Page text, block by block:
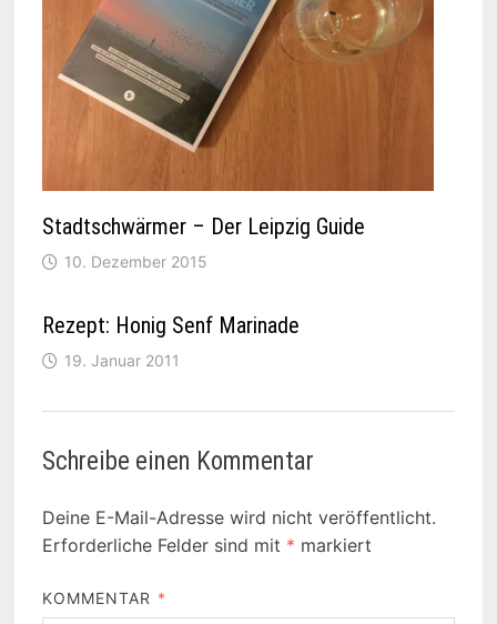
Stadtschwärmer – Der Leipzig Guide
10. Dezember 2015
Rezept: Honig Senf Marinade
19. Januar 2011
Schreibe einen Kommentar
Deine E-Mail-Adresse wird nicht veröffentlicht.
Erforderliche Felder sind mit * markiert
KOMMENTAR *